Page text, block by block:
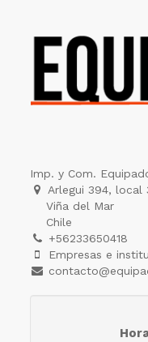
Imp. y Com.
Arlegui 394, local
Viña del Mar
Chile
+56233650418
Empresas e